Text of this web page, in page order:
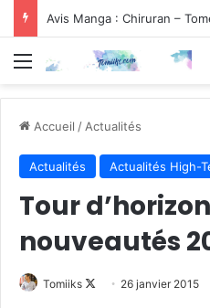
Avis Manga : Chiruran –
Menu
Accueil / Actualités
Actualités Actualités High-
Tour
nouveautés
Tomiiks
Follow26 janvier 2015